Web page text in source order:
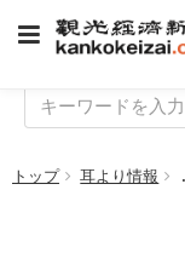
トップ 耳より情報